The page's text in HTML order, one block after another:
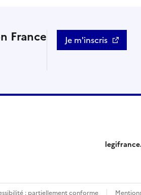
France Je m'inscris
: partiellement conforme